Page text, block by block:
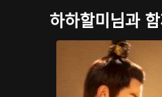
하하할미님과